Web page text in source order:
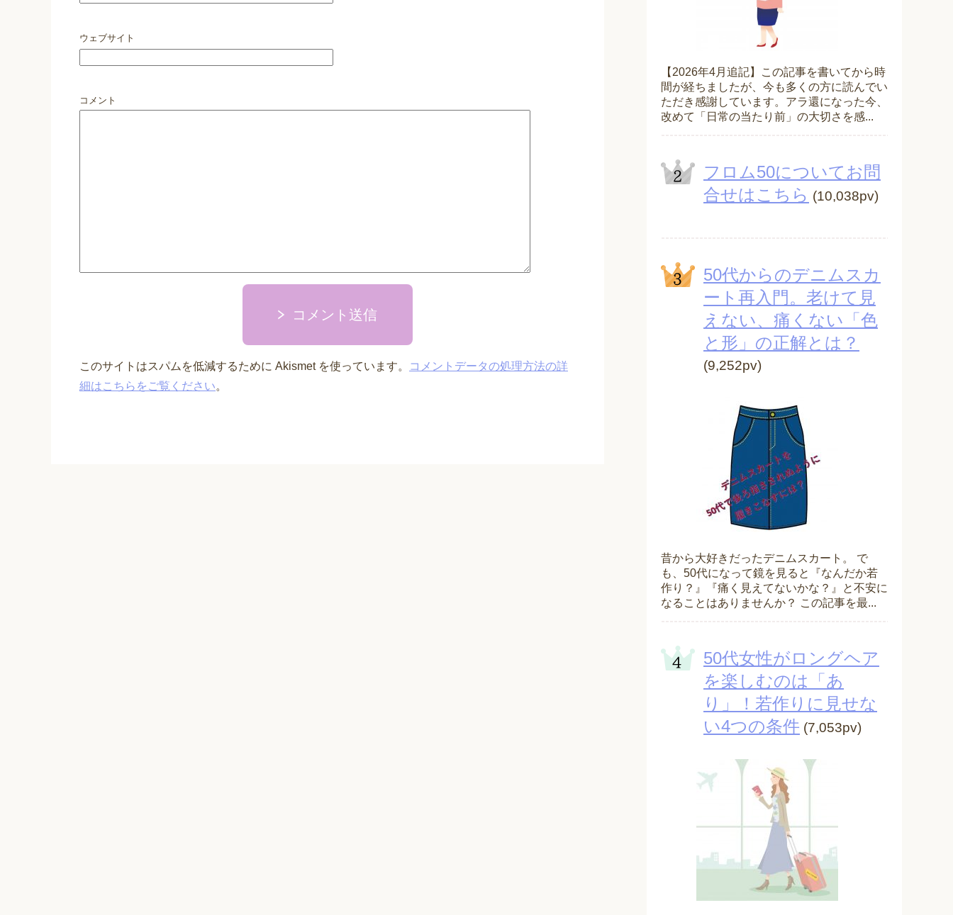
ウェブサイト
コメント
コメント送信
このサイトはスパムを低減するために Akismet を使っています。
コメントデータの処理方法の詳
細はこちらをご覧ください。
【2026年4月追記】この記事を書いてから時
間が経ちましたが、今も多くの方に読んでい
ただき感謝しています。アラ還になった今、
改めて「日常の当たり前」の大切さを感...
フロム50についてお問
合せはこちら (10,038pv)
50代からのデニムスカ
ート再入門。老けて見
えない、痛くない「色
と形」の正解とは？
(9,252pv)
昔から大好きだったデニムスカート。 で
も、50代になって鏡を見ると『なんだか若
作り？』『痛く見えてないかな？』と不安に
なることはありませんか？ この記事を最...
50代女性がロングヘア
を楽しむのは「あ
り」！若作りに見せな
い4つの条件 (7,053pv)